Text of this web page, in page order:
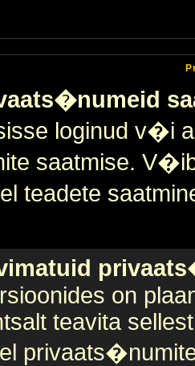
loginud v�i
saatmise.
teadete
on
teavita